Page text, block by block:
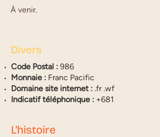
À venir.
Divers
Code Postal : 986
Monnaie : Franc Pacific
Domaine site internet : .fr .wf
Indicatif téléphonique : +681
L'histoire